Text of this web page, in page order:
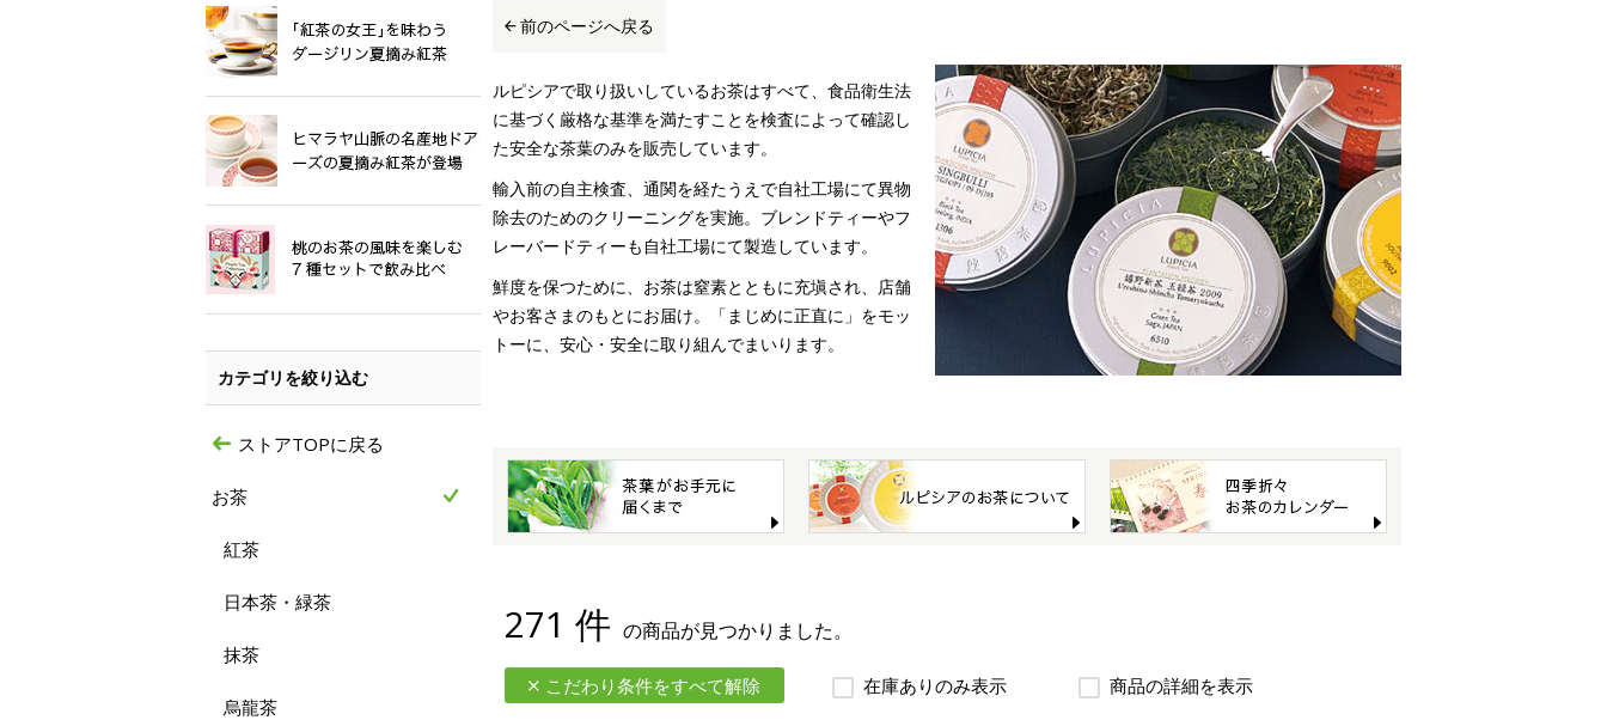
前のページへ戻る
ルピシアで取り扱いしているお茶はすべて、食品衛生法
に基づく厳格な基準を満たすことを検査によって確認し
た安全な茶葉のみを販売しています。
輸入前の自主検査、通関を経たうえで自社工場にて異物
除去のためのクリーニングを実施。ブレンドティーやフ
レーバードティーも自社工場にて製造しています。
鮮度を保つために、お茶は窒素とともに充塡され、店舗
やお客さまのもとにお届け。「まじめに正直に」をモッ
トーに、安心・安全に取り組んでまいります。
271 件 の商品が見つかりました。
こだわり条件をすべて解除 在庫ありのみ表示 商品の詳細を表示
カテゴリを絞り込む
ストアTOPに戻る
お茶
紅茶
日本茶・緑茶
抹茶
烏龍茶